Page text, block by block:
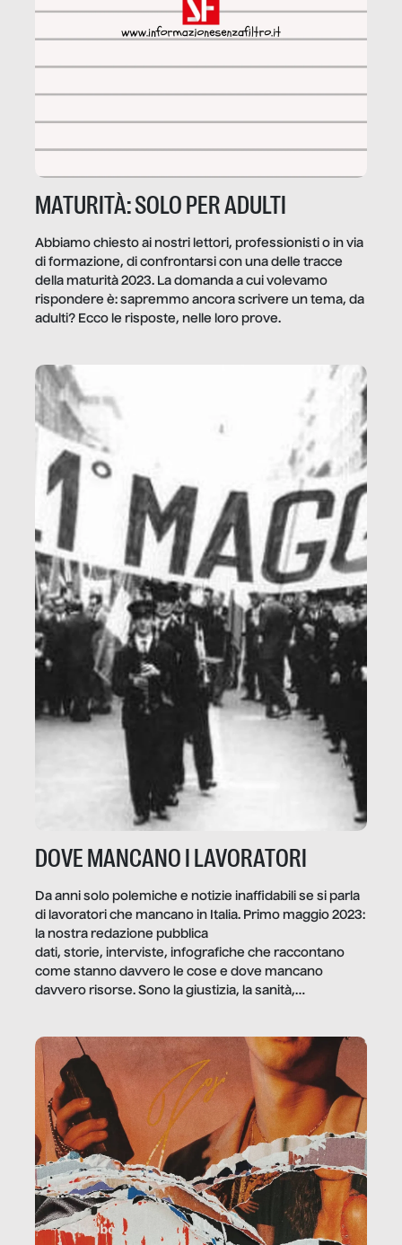
MATURITÀ: SOLO PER ADULTI
Abbiamo chiesto ai nostri lettori, professionisti o in via
di formazione, di confrontarsi con una delle tracce
della maturità 2023. La domanda a cui volevamo
rispondere è: sapremmo ancora scrivere un tema, da
adulti? Ecco le risposte, nelle loro prove.
DOVE MANCANO I LAVORATORI
Da anni solo polemiche e notizie inaffidabili se si parla
di lavoratori che mancano in Italia. Primo maggio 2023:
la nostra redazione pubblica
dati, storie, interviste, infografiche che raccontano
come stanno davvero le cose e dove mancano
davvero risorse. Sono la giustizia, la sanità,